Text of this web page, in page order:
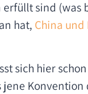
erfüllt sind (was
hat, China und
sich hier
Konvention